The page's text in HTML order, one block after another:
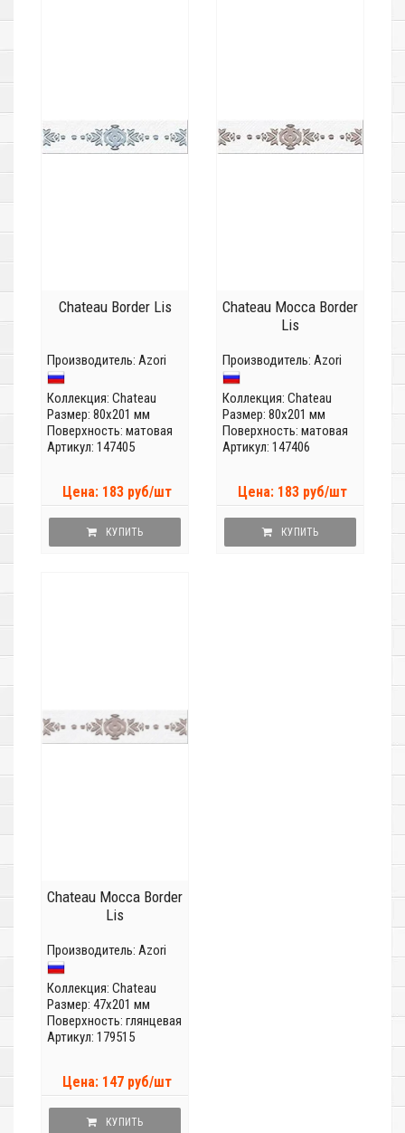
Chateau Border Lis
Производитель: Azori
Коллекция: Chateau
Размер: 80x201 мм
Поверхность: матовая
Артикул: 147405
Цена: 183 руб/шт
КУПИТЬ
Chateau Mocca Border
Lis
Производитель: Azori
Коллекция: Chateau
Размер: 80x201 мм
Поверхность: матовая
Артикул: 147406
Цена: 183 руб/шт
КУПИТЬ
Chateau Mocca Border
Lis
Производитель: Azori
Коллекция: Chateau
Размер: 47x201 мм
Поверхность: глянцевая
Артикул: 179515
Цена: 147 руб/шт
КУПИТЬ